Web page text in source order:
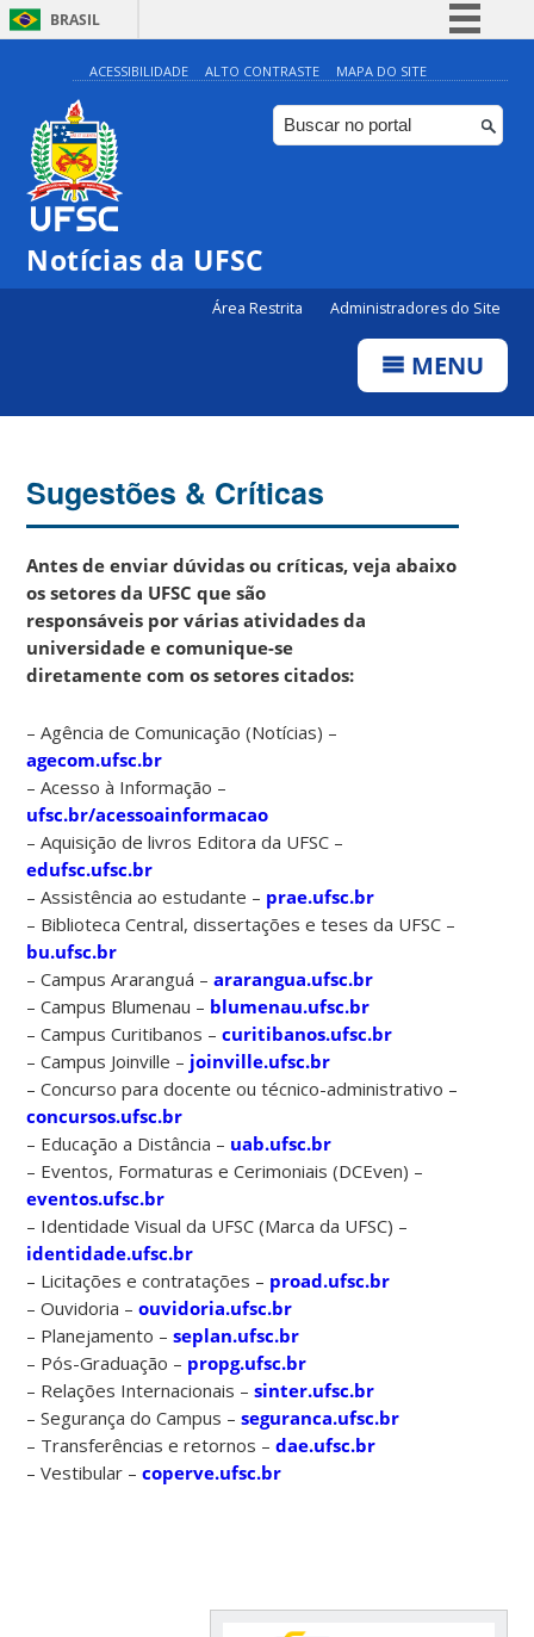
BRASIL
Simplifique!
Comunica BR
Participe
ACESSIBILIDADE ALTO CONTRASTE MAPA DO SITE
Notícias da UFSC
Área Restrita Administradores do Site
MENU
Sugestões & Críticas
Antes de enviar dúvidas ou críticas, veja abaixo
os setores da UFSC que são
responsáveis por várias atividades da
universidade e comunique-se
diretamente com os setores citados:
– Agência de Comunicação (Notícias) –
agecom.ufsc.br
– Acesso à Informação –
ufsc.br/acessoainformacao
– Aquisição de livros Editora da UFSC –
edufsc.ufsc.br
– Assistência ao estudante – prae.ufsc.br
– Biblioteca Central, dissertações e teses da UFSC –
bu.ufsc.br
– Campus Araranguá –ararangua.ufsc.br
– Campus Blumenau – blumenau.ufsc.br
– Campus Curitibanos –curitibanos.ufsc.br
– Campus Joinville – joinville.ufsc.br
– Concurso para docente ou técnico-administrativo –
concursos.ufsc.br
– Educação a Distância – uab.ufsc.br
– Eventos, Formaturas e Cerimoniais (DCEven) –
eventos.ufsc.br
– Identidade Visual da UFSC (Marca da UFSC) –
identidade.ufsc.br
– Licitações e contratações – proad.ufsc.br
– Ouvidoria –ouvidoria.ufsc.br
– Planejamento –seplan.ufsc.br
– Pós-Graduação – propg.ufsc.br
– Relações Internacionais –sinter.ufsc.br
– Segurança do Campus –seguranca.ufsc.br
– Transferências e retornos –dae.ufsc.br
– Vestibular –coperve.ufsc.br